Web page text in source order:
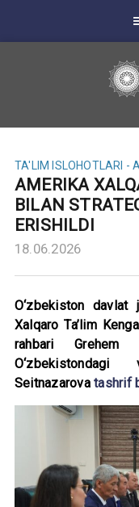
TA'LIM ISLOHOTLARI -
AMERIKA
BILAN
ERISHILDI
18.06.2026
O‘zbekiston
Xalqaro Ta’lim
rahbari Grehem
Seitnazarovatashrif